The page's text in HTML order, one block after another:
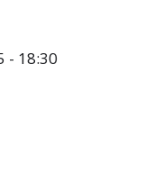
- 18:30